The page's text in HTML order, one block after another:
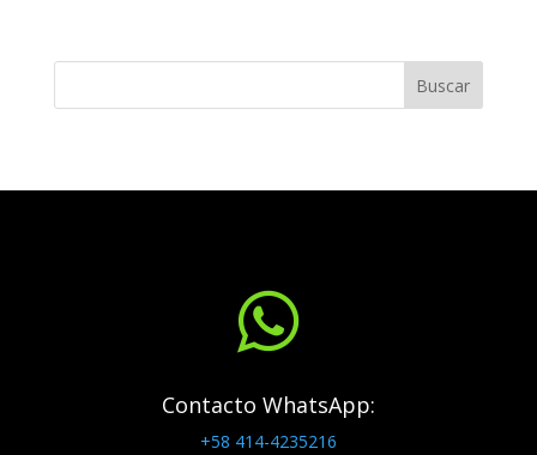
Buscar

Contacto WhatsApp:
+58 414-4235216